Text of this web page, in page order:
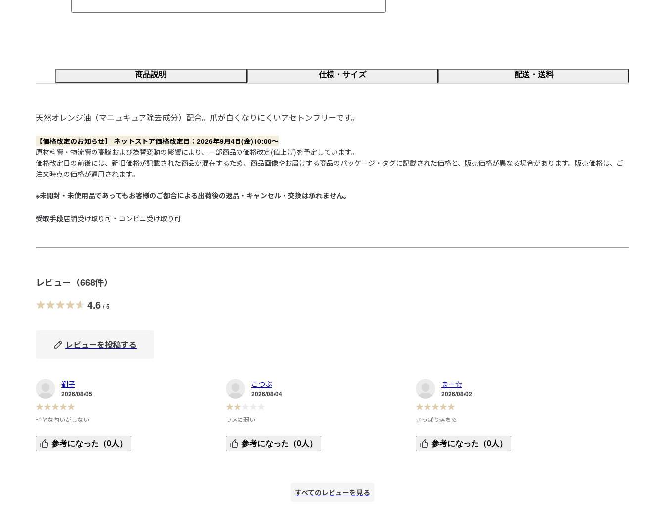
商品説明 仕様・サイズ 配送・送料
天然オレンジ油（マニュキュア除去成分）配合。爪が白くなりにくいアセトンフリーです。
【価格改定のお知らせ】 ネットストア価格改定日：2026年9月4日(金)10:00～
原材料費・物流費の高騰および為替変動の影響により、一部商品の価格改定(値上げ)を予定しています。
価格改定日の前後には、新旧価格が記載された商品が混在するため、商品画像やお届けする商品のパッケージ・タグに記載された価格と、販売価格が異なる場合があります。販売価格は、ご
注文時点の価格が適用されます。
※未開封・未使用品であってもお客様のご都合による出荷後の返品・キャンセル・交換は承れません。
受取手段店舗受け取り可・コンビニ受け取り可
レビュー（668件）
4.6 / 5
レビューを投稿する
劉子
2026/08/05
イヤな匂いがしない
アセトンフリーで嫌な匂いがせず、するするマニキュアが落
とせるのでずっとリピしてます
参考になった（0人）
こつぶ
2026/08/04
ラメに弱い
爪が傷み気味でしたので天然成分配合アセトンフリーに惹か
れて購入しました。
微粒ラメは拭き取るだけでは落ちなかったので、除光液を浸
参考になった（0人）
まー☆
2026/08/02
さっぱり落ちる
ネイルがするっとさっぱり落ちます！
除光液の中ではこれがいちばん好きです。
参考になった（0人）
すべてのレビューを見る